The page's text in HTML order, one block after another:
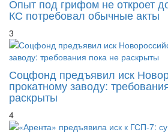
3
Соцфонд предъявил иск
прокатному заводу: требования
раскрыты
4